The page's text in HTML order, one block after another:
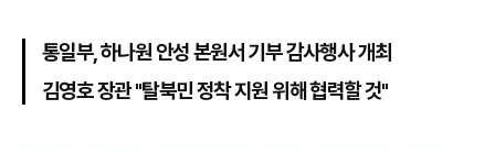
통일부, 하나원 안성 본원서 기부 감사행사 개최
김영호 장관 "탈북민 정착 지원 위해 협력할 것"